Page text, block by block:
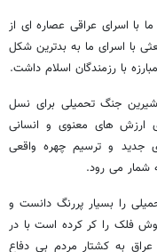
با اسرای عراقی عصاره ای از
با اسرای ما به بدترین شکل
با رزمندگان اسلام داشت.
جنگ تحمیلی برای نسل
ارزش های معنوی و انسانی
جدید و ترسیم چهره واقعی
شمار می رود.
را بسیار پررنگ دانست و
فلک را کر کرده است با در
به کشتار مردم بی دفاع